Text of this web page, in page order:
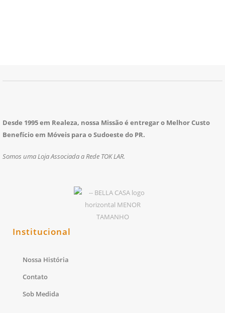
Desde 1995 em Realeza, nossa Missão é entregar o Melhor Custo
Benefício em Móveis para o Sudoeste do PR.
Somos uma Loja Associada a Rede TOK LAR.
Institucional
Nossa História
Contato
Sob Medida